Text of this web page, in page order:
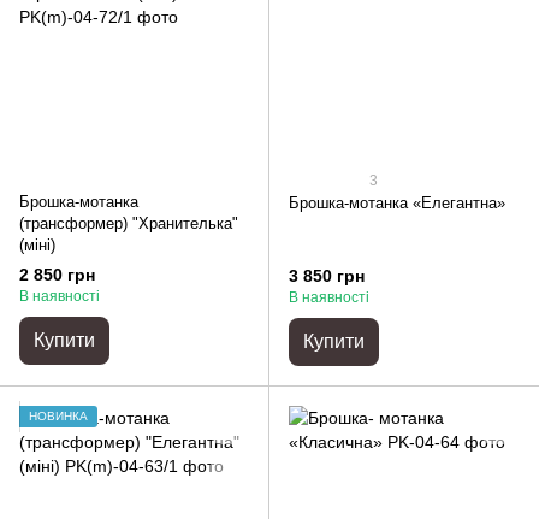
Брошка-мотанка
(трансформер) "Хранителька"
(міні)
2 850 грн
В наявності
Купити
3
Брошка-мотанка «Елегантна»
3 850 грн
В наявності
Купити
НОВИНКА